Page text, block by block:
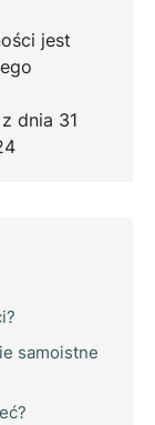
jest
dnia 31
samoistne